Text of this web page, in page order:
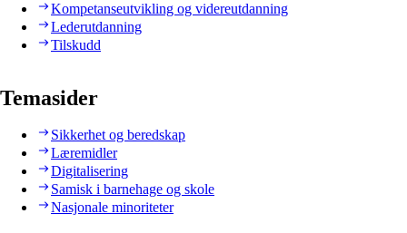
Kompetanseutvikling og videreutdanning
Lederutdanning
Tilskudd
Temasider
Sikkerhet og beredskap
Læremidler
Digitalisering
Samisk i barnehage og skole
Nasjonale minoriteter